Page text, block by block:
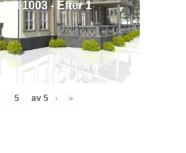
1003 - Efter 1
av 5 › »